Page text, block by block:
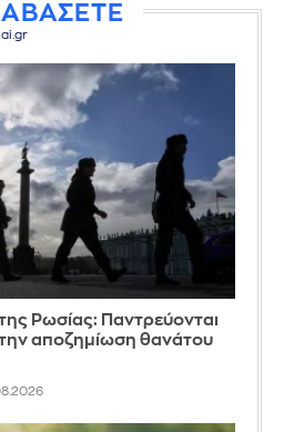
Ρωσίας: Παντρεύονται
αποζημίωση θανάτου